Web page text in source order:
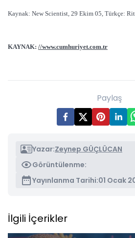
Kaynak: New Scientist, 29 Ekim 05, Türkçe:
KAYNAK: //www.cumhuriyet.com.tr
Paylaş
Yazar:Zeynep GÜÇLÜCAN
Görüntülenme:
Yayınlanma Tarihi:01 Ocak
İlgili İçerikler